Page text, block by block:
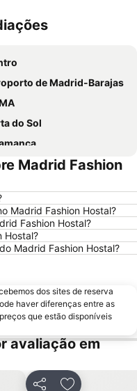
de Madrid-Barajas
do Sol
Sur
Central /maior
Nacional do Prado
Serrano
Madrid Fashion
Madrid Fashion Hostal?
Fashion Hostal?
Hostal?
Madrid Fashion Hostal?
dos sites de reserva
haver diferenças entre as
que estão disponíveis
avaliação em